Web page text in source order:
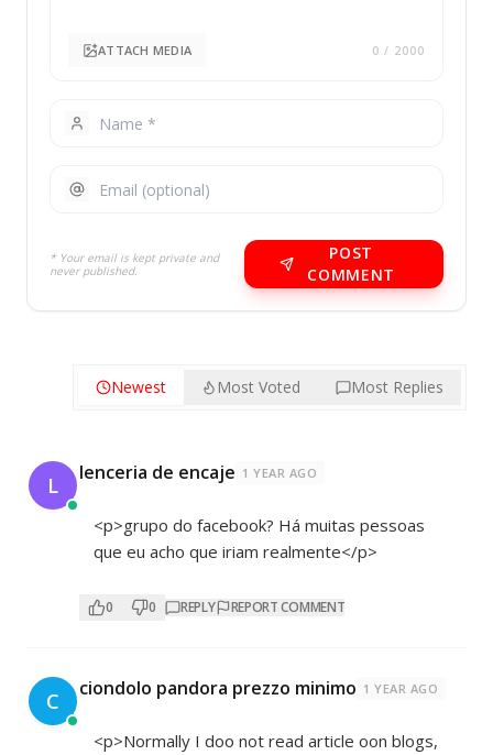
ATTACH MEDIA 0 / 2000
* Your email is kept private and
never published.
POST
COMMENT
Newest Most Voted Most Replies
L lenceria de encaje 1 YEAR AGO
<p>grupo do facebook? Há muitas pessoas
que eu acho que iriam realmente</p>
0 0 REPLY REPORT COMMENT
C ciondolo pandora prezzo minimo 1 YEAR AGO
<p>Normally I doo not read article oon blogs,